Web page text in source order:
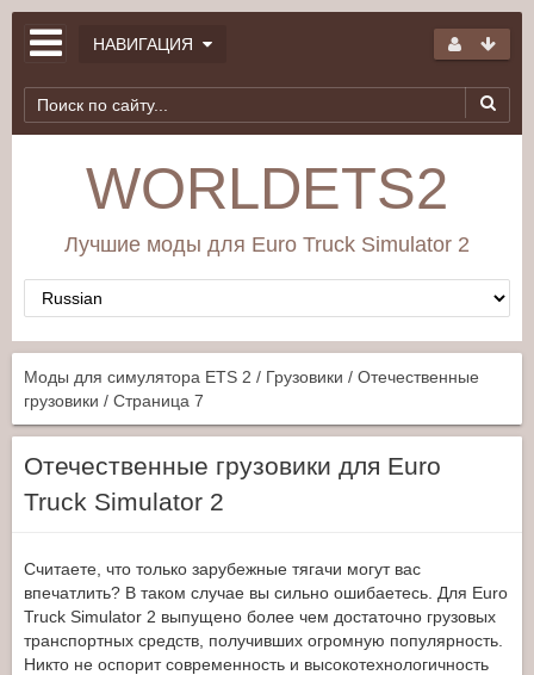
НАВИГАЦИЯ
WORLDETS2
Лучшие моды для Euro Truck Simulator 2
Моды для симулятора ETS 2 / Грузовики / Отечественные
грузовики / Страница 7
Отечественные грузовики для Euro
Truck Simulator 2
Считаете, что только зарубежные тягачи могут вас
впечатлить? В таком случае вы сильно ошибаетесь. Для Euro
Truck Simulator 2 выпущено более чем достаточно грузовых
транспортных средств, получивших огромную популярность.
Никто не оспорит современность и высокотехнологичность